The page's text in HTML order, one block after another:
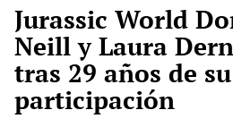
Jurassic World
Neill y Laura
tras 29 años de su
participación